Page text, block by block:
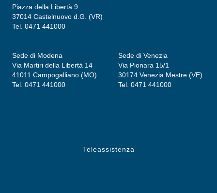
Piazza della Libertà 9
37014 Castelnuovo d.G. (VR)
Tel. 0471 441000
Sede di Modena
Via Martiri della Libertà 14
41011 Campogalliano (MO)
Tel. 0471 441000
Sede di Venezia
Via Pionara 15/1
30174 Venezia Mestre (VE)
Tel. 0471 441000
Teleassistenza